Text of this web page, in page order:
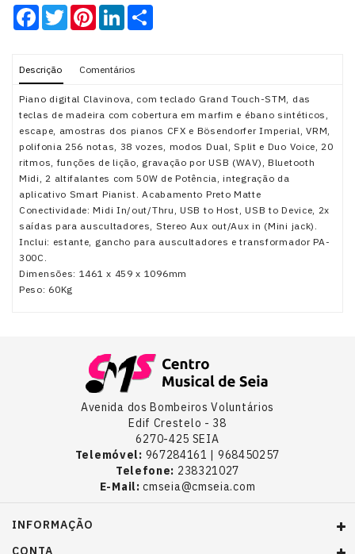
Facebook
TwitterPinterestLinkedIn
Descrição Comentários
Piano digital Clavinova, com teclado Grand Touch-STM, das
teclas de madeira com cobertura em marfim e ébano sintéticos,
escape, amostras dos pianos CFX e Bösendorfer Imperial, VRM,
polifonia 256 notas, 38 vozes, modos Dual, Split e Duo Voice, 20
ritmos, funções de lição, gravação por USB (WAV), Bluetooth
Midi, 2 altifalantes com 50W de Potência, integração da
aplicativo Smart Pianist. Acabamento Preto Matte
Conectividade: Midi In/out/Thru, USB to Host, USB to Device, 2x
saídas para auscultadores, Stereo Aux out/Aux in (Mini jack).
Inclui: estante, gancho para auscultadores e transformador PA-
300C.
Dimensões: 1461 x 459 x 1096mm
Peso: 60Kg
Avenida dos Bombeiros Voluntários
Edif Crestelo - 38
6270-425 SEIA
Telemóvel: 967284161 | 968450257
Telefone: 238321027
E-Mail:cmseia@cmseia.com
INFORMAÇÃO
CONTA